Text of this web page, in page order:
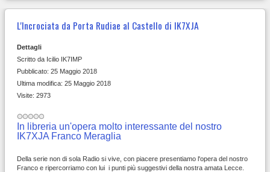
L'Incrociata da Porta Rudiae al Castello di IK7XJA
Dettagli
Scritto da Icilio IK7IMP
Pubblicato: 25 Maggio 2018
Ultima modifica: 25 Maggio 2018
Visite: 2973
In libreria un'opera molto interessante del nostro
IK7XJA Franco Meraglia
Della serie non di sola Radio si vive, con piacere presentiamo l'opera del nostro
Franco e ripercorriamo con lui i punti più suggestivi della nostra amata Lecce.